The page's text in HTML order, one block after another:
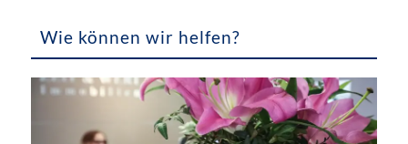
Wie können wir helfen?